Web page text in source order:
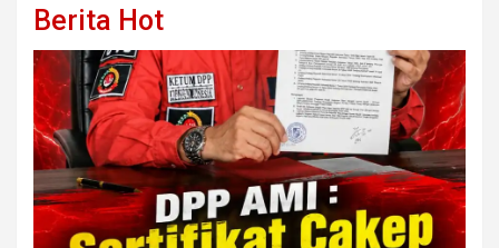
Berita Hot